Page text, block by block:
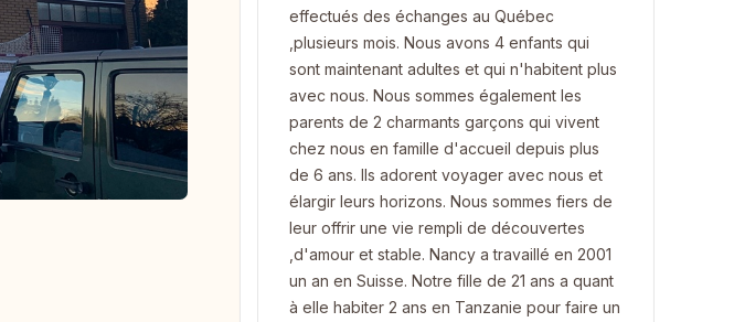
effectués des échanges au Québec
,plusieurs mois. Nous avons 4 enfants qui
sont maintenant adultes et qui n'habitent plus
avec nous. Nous sommes également les
parents de 2 charmants garçons qui vivent
chez nous en famille d'accueil depuis plus
de 6 ans. Ils adorent voyager avec nous et
élargir leurs horizons. Nous sommes fiers de
leur offrir une vie rempli de découvertes
,d'amour et stable. Nancy a travaillé en 2001
un an en Suisse. Notre fille de 21 ans a quant
à elle habiter 2 ans en Tanzanie pour faire un